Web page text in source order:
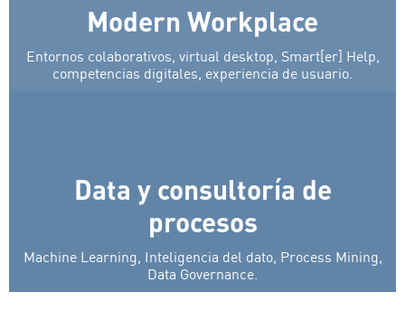
Modern Workplace
Entornos colaborativos, virtual desktop, Smart[er] Help,
competencias digitales, experiencia de usuario.
Data y consultoría de
procesos
Machine Learning, Inteligencia del dato, Process Mining,
Data Governance.